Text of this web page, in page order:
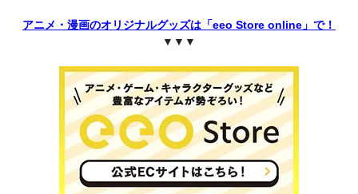
アニメ・漫画のオリジナルグッズは「eeo Store online」で！
▼▼▼